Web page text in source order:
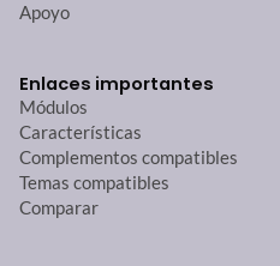
Apoyo
Enlaces importantes
Módulos
Características
Complementos compatibles
Temas compatibles
Comparar